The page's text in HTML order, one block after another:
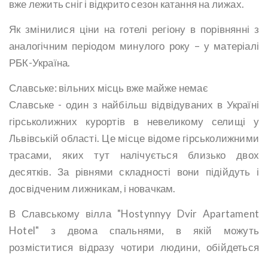
вже лежить сніг і відкрито сезон катання на лижах.
Як змінилися ціни на готелі регіону в порівнянні з
аналогічним періодом минулого року – у матеріалі
РБК-Україна.
Славське: вільних місць вже майже немає
Славське - один з найбільш відвідуваних в Україні
гірськолижних курортів в невеликому селищі у
Львівській області. Це місце відоме гірськолижними
трасами, яких тут налічується близько двох
десятків. За рівнями складності вони підійдуть і
досвідченим лижникам, і новачкам.
В Славському вілла "Hostynnyy Dvir Apartament
Hotel" з двома спальнями, в якій можуть
розміститися відразу чотири людини, обійдеться